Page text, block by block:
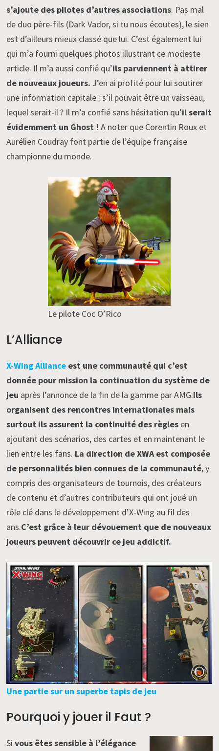
s’ajoute des pilotes d’autres associations. Pas mal
de duo père-fils (Dark Vador, si tu nous écoutes), le sien
est d’ailleurs mieux classé que lui. C’est également lui
qui m’a fourni quelques photos illustrant ce modeste
article. Il m’a aussi confié qu’ils parviennent à attirer
de nouveaux joueurs. J’en ai profité pour lui soutirer
une information capitale : s’il pouvait être un vaisseau,
lequel serait-il ? Il m’a confié sans hésitation qu’il serait
évidemment un Ghost ! A noter que Corentin Roux et
Aurélien Coudray font partie de l’équipe française
championne du monde.
Le pilote Coc O’Rico
L’Alliance
X-Wing Alliance est une communauté qui c’est
donnée pour mission la continuation du système de
jeu après l’annonce de la fin de la gamme par AMG.Ils
organisent des rencontres internationales mais
surtout ils assurent la continuité des règles en
ajoutant des scénarios, des cartes et en maintenant le
lien entre les fans. La direction de XWA est composée
de personnalités bien connues de la communauté, y
compris des organisateurs de tournois, des créateurs
de contenu et d’autres contributeurs qui ont joué un
rôle clé dans le développement d’X-Wing au fil des
ans.C’est grâce à leur dévouement que de nouveaux
joueurs peuvent découvrir ce jeu addictif.
Une partie sur un superbe tapis de jeu
Pourquoi y jouer il Faut ?
Sivous êtes sensible à l’élégance